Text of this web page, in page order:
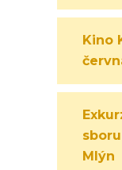
Kino
Mlýn